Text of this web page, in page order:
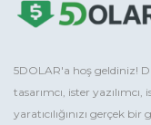
5DOLAR'a hoş geldiniz!
tasarımcı, ister
yaratıcılığınızı gerçek